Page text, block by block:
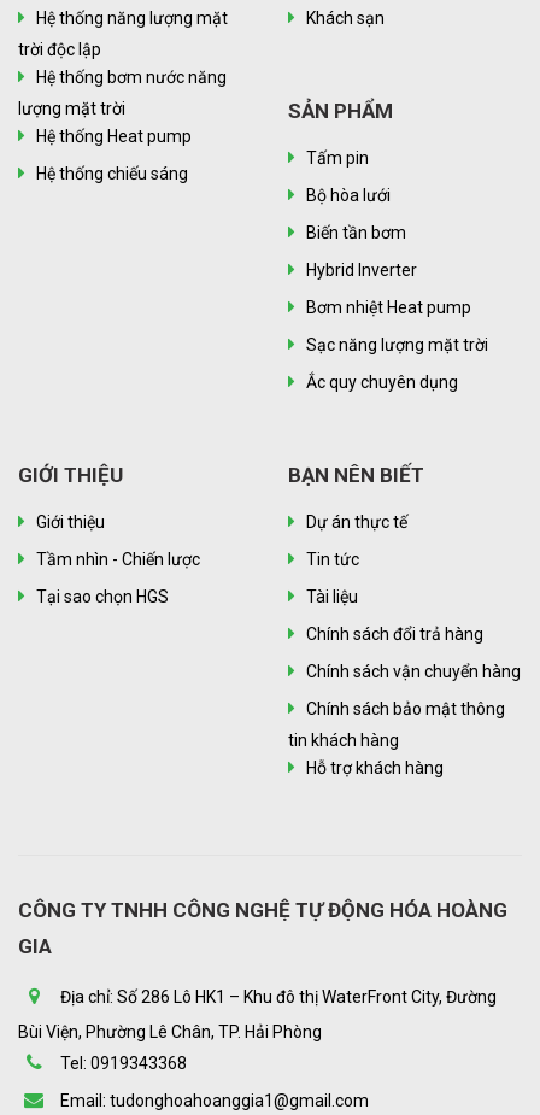
Hệ thống năng lượng mặt
trời độc lập
Hệ thống bơm nước năng
lượng mặt trời
Hệ thống Heat pump
Hệ thống chiếu sáng
Khách sạn
SẢN PHẨM
Tấm pin
Bộ hòa lưới
Biến tần bơm
Hybrid Inverter
Bơm nhiệt Heat pump
Sạc năng lượng mặt trời
Ắc quy chuyên dụng
GIỚI THIỆU
Giới thiệu
Tầm nhìn - Chiến lược
Tại sao chọn HGS
BẠN NÊN BIẾT
Dự án thực tế
Tin tức
Tài liệu
Chính sách đổi trả hàng
Chính sách vận chuyển hàng
Chính sách bảo mật thông
tin khách hàng
Hỗ trợ khách hàng
CÔNG TY TNHH CÔNG NGHỆ TỰ ĐỘNG HÓA HOÀNG
GIA
Địa chỉ: Số 286 Lô HK1 – Khu đô thị WaterFront City, Đường
Bùi Viện, Phường Lê Chân, TP. Hải Phòng
Tel: 0919343368
Email: tudonghoahoanggia1@gmail.com